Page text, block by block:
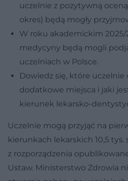
uczelnie z pozytywną
okres) będą mogły
W roku akademickim
medycyny będą mogli
uczelniach w Polsce.
Dowiedz się, które uczelnie
dodatkowe miejsca i jaki
kierunek lekarsko-
Uczelnie mogą przyjąć na
kierunkach lekarskich 10,5
z rozporządzenia
Ustaw. Ministerstwo Zdrowia